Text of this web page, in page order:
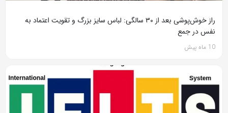
راز خوش‌پوشی بعد از ۳۰ سالگی: لباس سایز بزرگ و تقویت اعتماد به
نفس در جمع
10 ماه پیش